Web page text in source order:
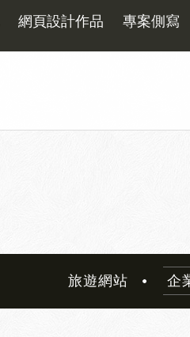
網頁設計作品 專案側寫
旅遊網站 企